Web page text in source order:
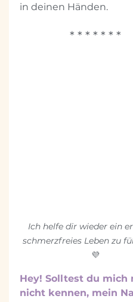
in deinen Händen.
* * * * * * *
Ich helfe dir wieder ein
schmerzfreies Leben zu
💜
Hey! Solltest du mich
nicht kennen, mein